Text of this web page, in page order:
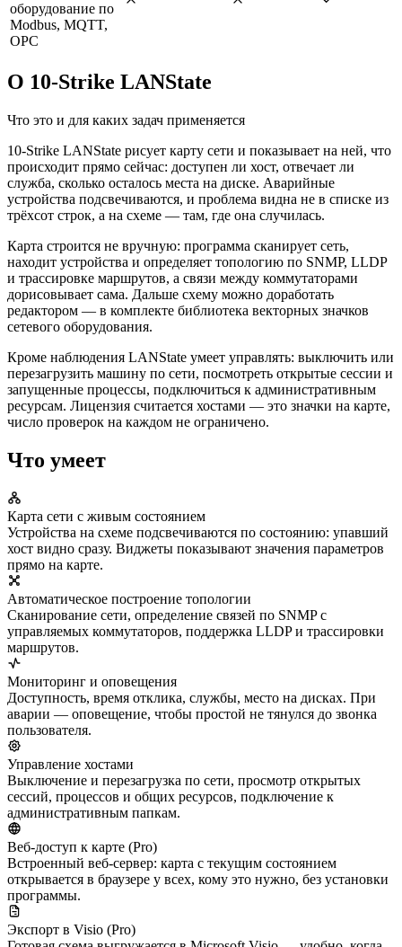
оборудование по
Modbus, MQTT,
OPC
О 10-Strike LANState
Что это и для каких задач применяется
10-Strike LANState рисует карту сети и показывает на ней, что
происходит прямо сейчас: доступен ли хост, отвечает ли
служба, сколько осталось места на диске. Аварийные
устройства подсвечиваются, и проблема видна не в списке из
трёхсот строк, а на схеме — там, где она случилась.
Карта строится не вручную: программа сканирует сеть,
находит устройства и определяет топологию по SNMP, LLDP
и трассировке маршрутов, а связи между коммутаторами
дорисовывает сама. Дальше схему можно доработать
редактором — в комплекте библиотека векторных значков
сетевого оборудования.
Кроме наблюдения LANState умеет управлять: выключить или
перезагрузить машину по сети, посмотреть открытые сессии и
запущенные процессы, подключиться к административным
ресурсам. Лицензия считается хостами — это значки на карте,
число проверок на каждом не ограничено.
Что умеет
Карта сети с живым состоянием
Устройства на схеме подсвечиваются по состоянию: упавший
хост видно сразу. Виджеты показывают значения параметров
прямо на карте.
Автоматическое построение топологии
Сканирование сети, определение связей по SNMP с
управляемых коммутаторов, поддержка LLDP и трассировки
маршрутов.
Мониторинг и оповещения
Доступность, время отклика, службы, место на дисках. При
аварии — оповещение, чтобы простой не тянулся до звонка
пользователя.
Управление хостами
Выключение и перезагрузка по сети, просмотр открытых
сессий, процессов и общих ресурсов, подключение к
административным папкам.
Веб-доступ к карте (Pro)
Встроенный веб-сервер: карта с текущим состоянием
открывается в браузере у всех, кому это нужно, без установки
программы.
Экспорт в Visio (Pro)